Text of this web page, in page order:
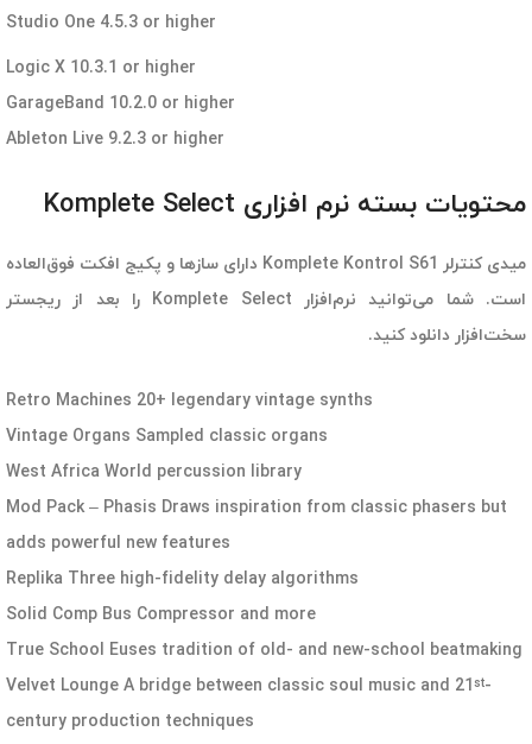
Studio One 4.5.3 or higher
Logic X 10.3.1 or higher
GarageBand 10.2.0 or higher
Ableton Live 9.2.3 or higher
محتویات بسته نرم افزاری Komplete Select
میدی کنترلر Komplete Kontrol S61 دارای سازها و پکیج افکت فوق‌العاده
است. شما می‌توانید نرم‌افزار Komplete Select را بعد از ریجستر
سخت‌افزار دانلود کنید.
Retro Machines 20+ legendary vintage synths
Vintage Organs Sampled classic organs
West Africa World percussion library
Mod Pack – Phasis Draws inspiration from classic phasers but
adds powerful new features
Replika Three high-fidelity delay algorithms
Solid Comp Bus Compressor and more
True School Euses tradition of old- and new-school beatmaking
Velvet Lounge A bridge between classic soul music and 21st-
century production techniques